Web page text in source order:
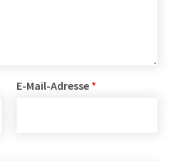
E-Mail-Adresse *